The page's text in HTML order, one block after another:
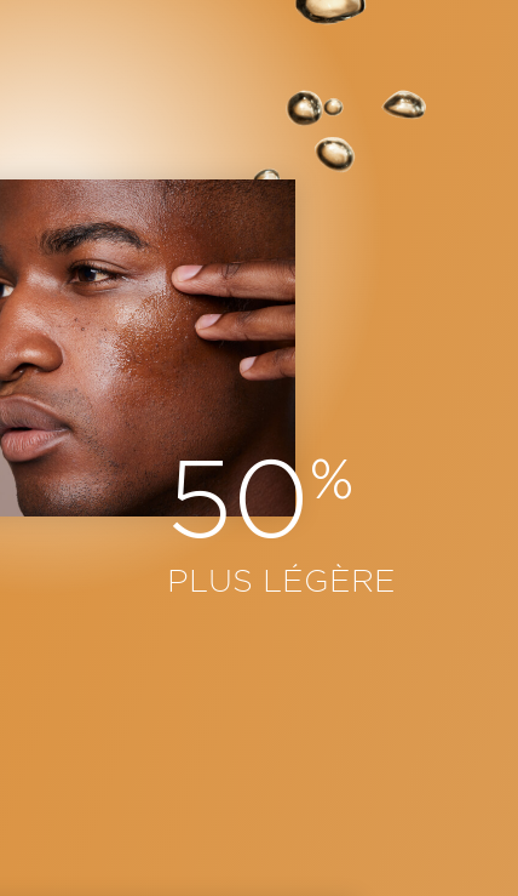
50%
PLUS LÉGÈRE